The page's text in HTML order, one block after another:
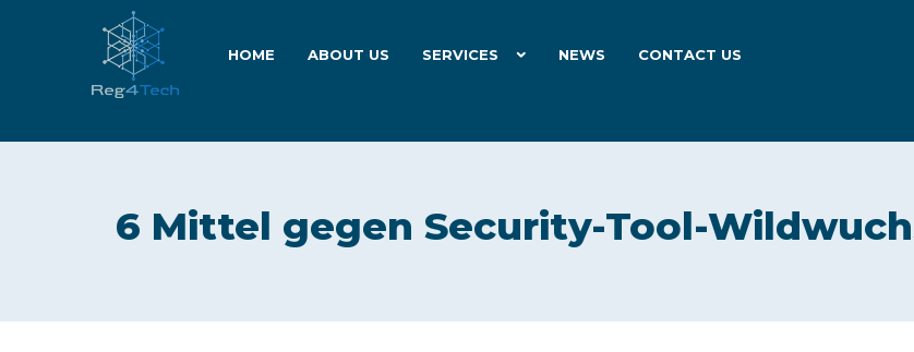
HOME ABOUT US SERVICES NEWS CONTACT US
6 Mittel gegen Security-Tool-